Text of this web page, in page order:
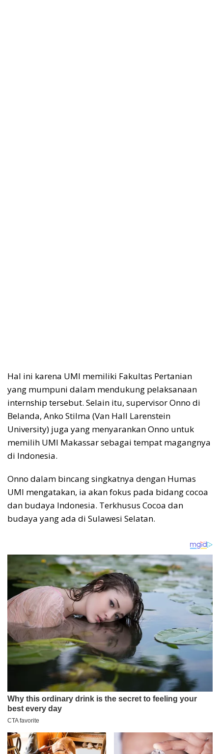
Hal ini karena UMI memiliki Fakultas Pertanian
yang mumpuni dalam mendukung pelaksanaan
internship tersebut. Selain itu, supervisor Onno di
Belanda, Anko Stilma (Van Hall Larenstein
University) juga yang menyarankan Onno untuk
memilih UMI Makassar sebagai tempat magangnya
di Indonesia.
Onno dalam bincang singkatnya dengan Humas
UMI mengatakan, ia akan fokus pada bidang cocoa
dan budaya Indonesia. Terkhusus Cocoa dan
budaya yang ada di Sulawesi Selatan.